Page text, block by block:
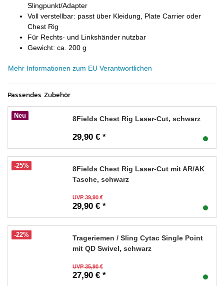
Slingpunkt/Adapter
Voll verstellbar: passt über Kleidung, Plate Carrier oder
Chest Rig
Für Rechts- und Linkshänder nutzbar
Gewicht: ca. 200 g
Mehr Informationen zum EU Verantwortlichen
Passendes Zubehör
Neu 8Fields Chest Rig Laser-Cut, schwarz
29,90 € *
-25%
8Fields Chest Rig Laser-Cut mit AR/AK
Tasche, schwarz
UVP 39,90 €
29,90 € *
-22%
Trageriemen / Sling Cytac Single Point
mit QD Swivel, schwarz
UVP 35,90 €
27,90 € *